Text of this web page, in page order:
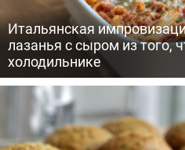
Итальянская
лазанья с сыром из того,
холодильнике